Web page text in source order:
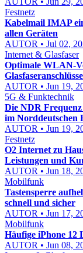
Festnetz
Kabelmail IMAP
allen Geräten
AUTOR • Jul 02,
Internet & Glasfaser
Optimale WLAN-
Glasfaseranschlüsse
AUTOR • Jun 19,
5G & Funktechnik
Die NDR Frequenz
im Norddeutschen
AUTOR • Jun 19,
Festnetz
O2 Internet zu
Leistungen und
AUTOR • Jun 18,
Mobilfunk
Tastensperre
schnell und sicher
AUTOR • Jun 17,
Mobilfunk
Häufige iPhone 12
AUTOR • Jun 08,